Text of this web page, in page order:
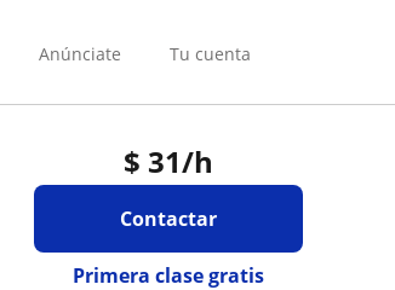
Anúnciate Tu cuenta
$ 31/h
Contactar
Primera clase gratis